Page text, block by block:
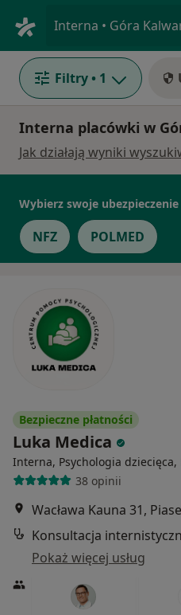
Interna • Góra
Filtry • 1
Interna placówki w
Jak działają wyniki
Wybierz swoje ubezpieczenie
NFZ POLMED
Bezpieczne płatności
Luka Medica
Interna, Psychologia dziecięca,
38 opinii
Wacława Kauna 31,
Konsultacja
Pokaż więcej usług